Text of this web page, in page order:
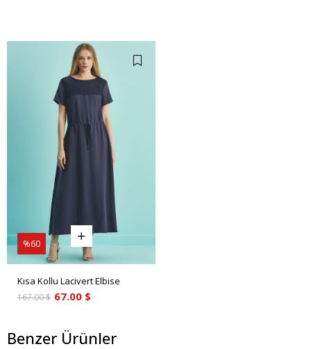
Kısa Kollu Lacivert Elbise
67.00 $
167.00 $
%60
Benzer Ürünler